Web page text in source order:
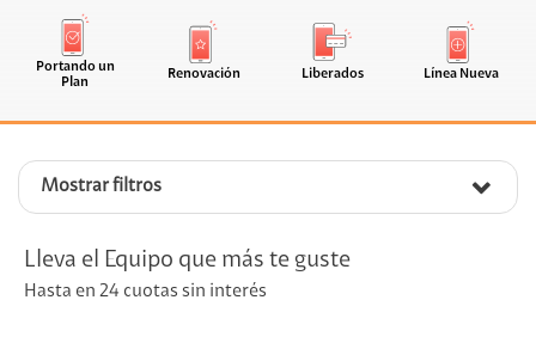
Portando un
Plan
Renovación Liberados Línea Nueva
Mostrar filtros
Lleva el Equipo que más te guste
Hasta en 24 cuotas sin interés